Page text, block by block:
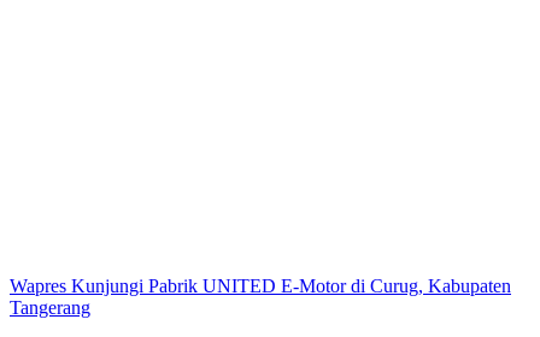
Wapres Kunjungi Pabrik UNITED E-Motor di Curug, Kabupaten
Tangerang